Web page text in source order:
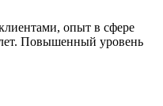
опыт в сфере
Повышенный уровень